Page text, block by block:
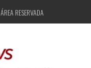
ÁREA RESERVADA